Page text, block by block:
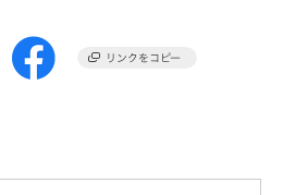
ーンズ)やストレートパンツと合わせて
いいです！
ルパンプスを合わせたスタイルや、キ